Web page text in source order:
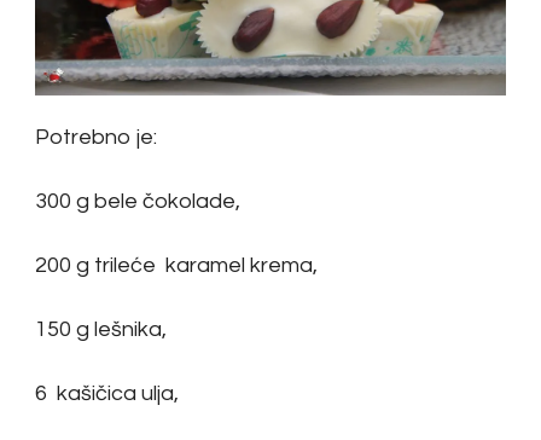
Potrebno je:
300 g bele čokolade,
200 g trileće karamel krema,
150 g lešnika,
6 kašičica ulja,